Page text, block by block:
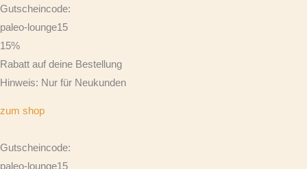
Gutscheincode:
paleo-lounge15
15%
Rabatt auf deine Bestellung
Hinweis: Nur für Neukunden
zum shop
Gutscheincode:
paleo-lounge15